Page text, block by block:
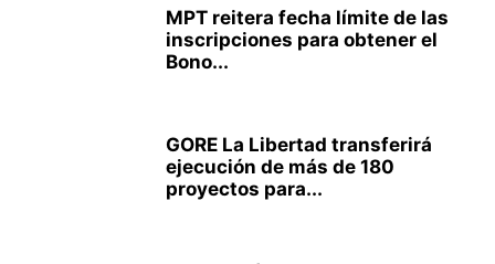
MPT reitera fecha límite de las
inscripciones para obtener el
Bono...
GORE La Libertad transferirá
ejecución de más de 180
proyectos para...